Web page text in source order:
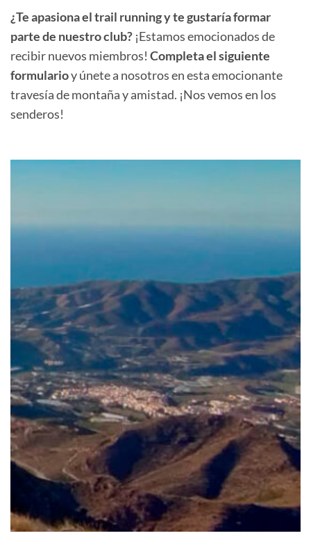
¿Te apasiona el trail running y te gustaría formar
parte de nuestro club? ¡Estamos emocionados de
recibir nuevos miembros! Completa el siguiente
formularioy únete a nosotros en esta emocionante
travesía de montaña y amistad. ¡Nos vemos en los
senderos!